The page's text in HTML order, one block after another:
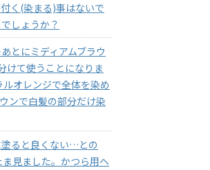
く(染まる)事はないで
しょうか？
とにミディアムブラウ
けて使うことになりま
オレンジで全体を染め
ンで白髪の部分だけ染
ると良くない…との
見ました。かつら用ヘ